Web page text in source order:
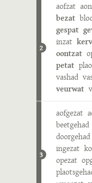
2
aofzat
bezat
gespat
inzat
oontzat
petat
vashad
veurwat
3
aofgezat
beetgehad
doorgehad
ingezat
opezat